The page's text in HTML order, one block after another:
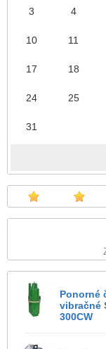
3 4
10 11
17 18
24 25
31
Ponorné
vibračné
300CW